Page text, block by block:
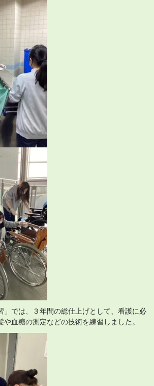
」では、３年間の総仕上げとして、看護に必
や血糖の測定などの技術を練習しました。